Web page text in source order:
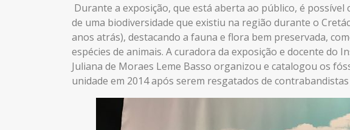
Durante a exposição, que está aberta ao público, é
de uma biodiversidade que existiu na região durante o
anos atrás), destacando a fauna e flora bem preservada,
espécies de animais. A curadora da exposição e docente do
Juliana de Moraes Leme Basso organizou e catalogou os
unidade em 2014 após serem resgatados de